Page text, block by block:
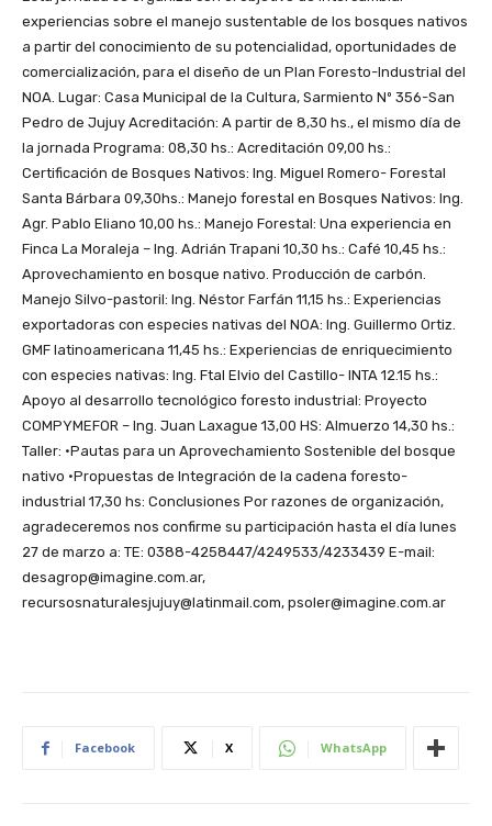
experiencias sobre el manejo sustentable de los bosques nativos
a partir del conocimiento de su potencialidad, oportunidades de
comercialización, para el diseño de un Plan Foresto-Industrial del
NOA. Lugar: Casa Municipal de la Cultura, Sarmiento Nº 356-San
Pedro de Jujuy Acreditación: A partir de 8,30 hs., el mismo día de
la jornada Programa: 08,30 hs.: Acreditación 09,00 hs.:
Certificación de Bosques Nativos: Ing. Miguel Romero- Forestal
Santa Bárbara 09,30hs.: Manejo forestal en Bosques Nativos: Ing.
Agr. Pablo Eliano 10,00 hs.: Manejo Forestal: Una experiencia en
Finca La Moraleja – Ing. Adrián Trapani 10,30 hs.: Café 10,45 hs.:
Aprovechamiento en bosque nativo. Producción de carbón.
Manejo Silvo-pastoril: Ing. Néstor Farfán 11,15 hs.: Experiencias
exportadoras con especies nativas del NOA: Ing. Guillermo Ortiz.
GMF latinoamericana 11,45 hs.: Experiencias de enriquecimiento
con especies nativas: Ing. Ftal Elvio del Castillo- INTA 12.15 hs.:
Apoyo al desarrollo tecnológico foresto industrial: Proyecto
COMPYMEFOR – Ing. Juan Laxague 13,00 HS: Almuerzo 14,30 hs.:
Taller: •Pautas para un Aprovechamiento Sostenible del bosque
nativo •Propuestas de Integración de la cadena foresto-
industrial 17,30 hs: Conclusiones Por razones de organización,
agradeceremos nos confirme su participación hasta el día lunes
27 de marzo a: TE: 0388-4258447/4249533/4233439 E-mail:
desagrop@imagine.com.ar,
recursosnaturalesjujuy@latinmail.com, psoler@imagine.com.ar
Facebook X WhatsApp